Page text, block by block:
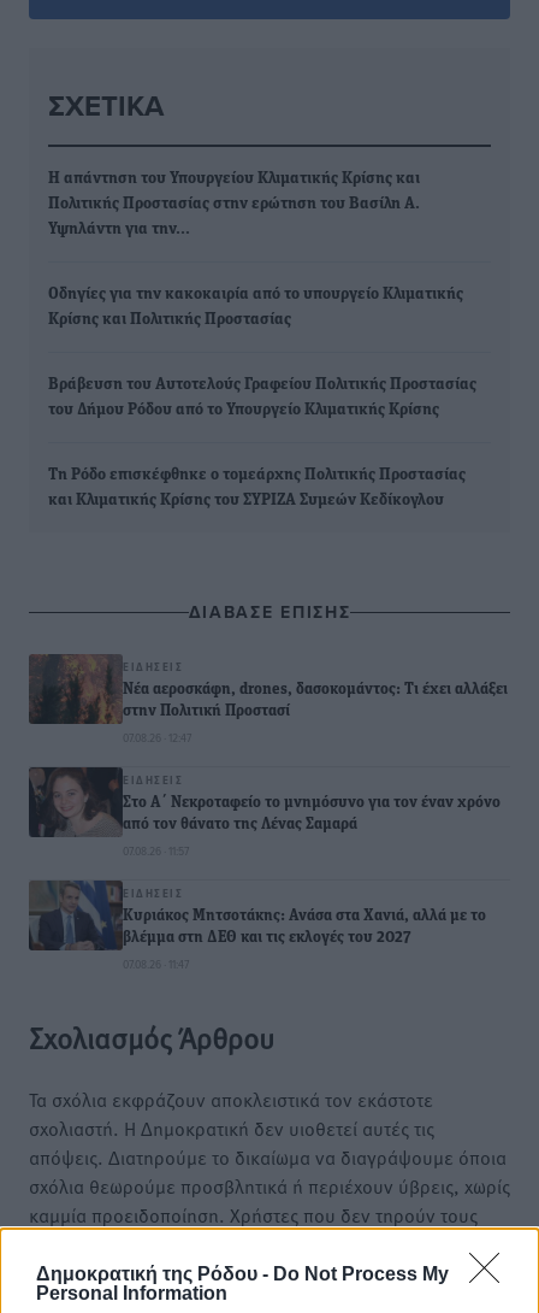
Δημοκρατική της Ρόδου - Do Not Process My
Personal Information
ΣΧΕΤΙΚΆ
H απάντηση του Υπουργείου Κλιματικής Κρίσης και
Πολιτικής Προστασίας στην ερώτηση του Βασίλη Α.
Υψηλάντη για την…
Οδηγίες για την κακοκαιρία από το υπουργείο Κλιματικής
Κρίσης και Πολιτικής Προστασίας
Βράβευση του Αυτοτελούς Γραφείου Πολιτικής Προστασίας
του Δήμου Ρόδου από το Υπουργείο Κλιματικής Κρίσης
Τη Ρόδο επισκέφθηκε ο τομεάρχης Πολιτικής Προστασίας
και Κλιματικής Κρίσης του ΣΥΡΙΖΑ Συμεών Κεδίκογλου
ΔΙΑΒΑΣΕ ΕΠΙΣΗΣ
ΕΙΔΉΣΕΙΣ
Νέα αεροσκάφη, drones, δασοκομάντος: Τι έχει αλλάξει
στην Πολιτική Προστασί
07.08.26 · 12:47
ΕΙΔΉΣΕΙΣ
Στο Α΄ Νεκροταφείο το μνημόσυνο για τον έναν χρόνο
από τον θάνατο της Λένας Σαμαρά
07.08.26 · 11:57
ΕΙΔΉΣΕΙΣ
Κυριάκος Μητσοτάκης: Ανάσα στα Χανιά, αλλά με το
βλέμμα στη ΔΕΘ και τις εκλογές του 2027
07.08.26 · 11:47
Σχολιασμός Άρθρου
Τα σχόλια εκφράζουν αποκλειστικά τον εκάστοτε
σχολιαστή. Η Δημοκρατική δεν υιοθετεί αυτές τις
απόψεις. Διατηρούμε το δικαίωμα να διαγράψουμε όποια
σχόλια θεωρούμε προσβλητικά ή περιέχουν ύβρεις, χωρίς
καμμία προειδοποίηση. Χρήστες που δεν τηρούν τους